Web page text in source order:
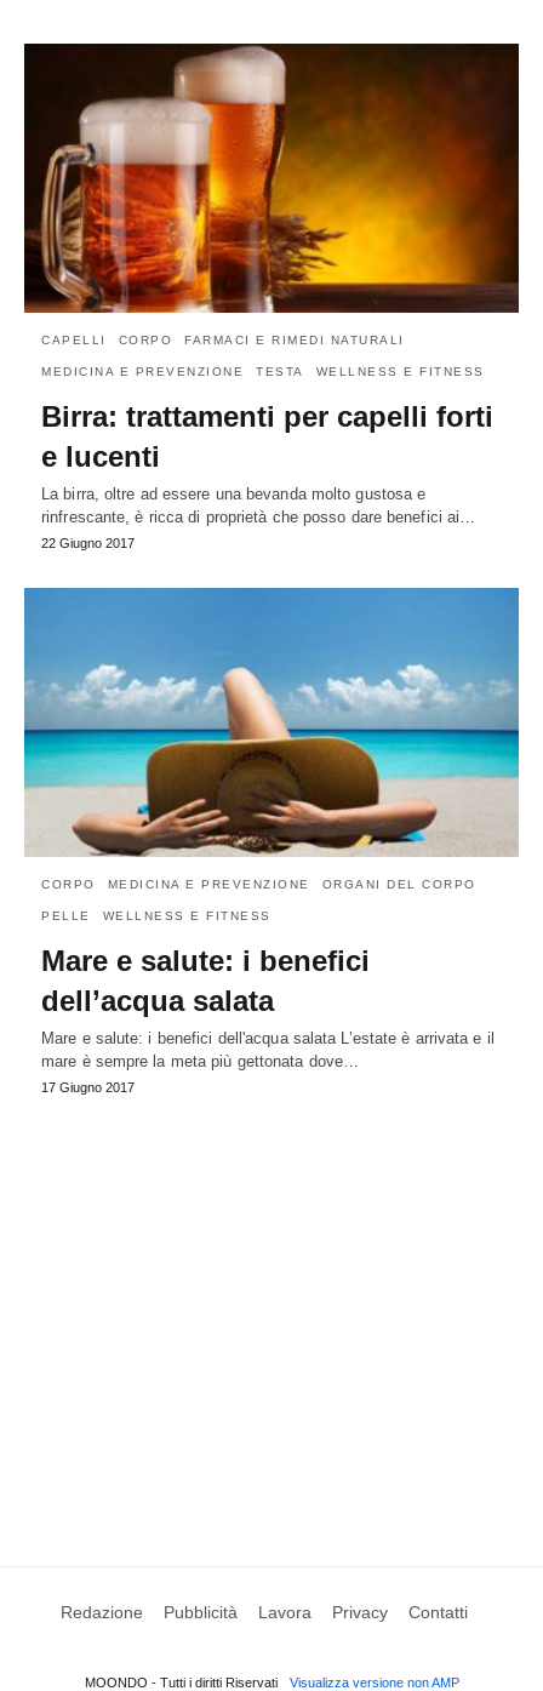
CAPELLI CORPO FARMACI E RIMEDI NATURALI
MEDICINA E PREVENZIONE TESTA WELLNESS E FITNESS
Birra: trattamenti per capelli forti
e lucenti
La birra, oltre ad essere una bevanda molto gustosa e
rinfrescante, è ricca di proprietà che posso dare benefici ai…
22 Giugno 2017
CORPO MEDICINA E PREVENZIONE ORGANI DEL CORPO
PELLE WELLNESS E FITNESS
Mare e salute: i benefici
dell’acqua salata
Mare e salute: i benefici dell'acqua salata L’estate è arrivata e il
mare è sempre la meta più gettonata dove…
17 Giugno 2017
Redazione Pubblicità Lavora Privacy Contatti
MOONDO - Tutti i diritti Riservati Visualizza versione non AMP